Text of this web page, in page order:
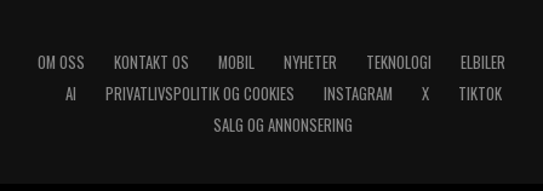
OM OSS KONTAKT OS MOBIL NYHETER TEKNOLOGI
ELBILER
AI
PRIVATLIVSPOLITIK OG COOKIES INSTAGRAM X
TIKTOK
SALG OG ANNONSERING